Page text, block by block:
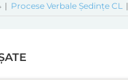
| Procese Verbale Ședințe CL |